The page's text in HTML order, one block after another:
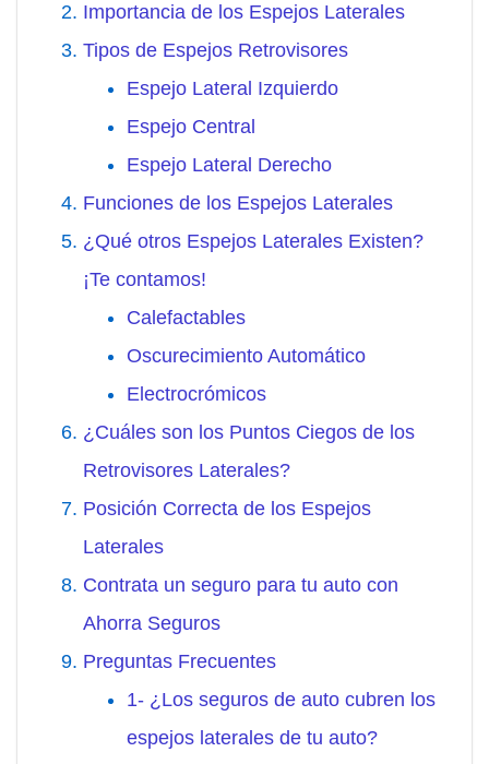
Importancia de los Espejos Laterales
Tipos de Espejos Retrovisores
Espejo Lateral Izquierdo
Espejo Central
Espejo Lateral Derecho
Funciones de los Espejos Laterales
¿Qué otros Espejos Laterales Existen?
¡Te contamos!
Calefactables
Oscurecimiento Automático
Electrocrómicos
¿Cuáles son los Puntos Ciegos de los
Retrovisores Laterales?
Posición Correcta de los Espejos
Laterales
Contrata un seguro para tu auto con
Ahorra Seguros
Preguntas Frecuentes
1- ¿Los seguros de auto cubren los
espejos laterales de tu auto?